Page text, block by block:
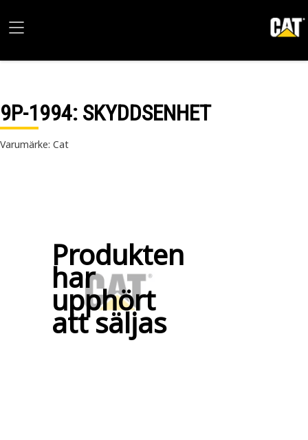
9P-1994: SKYDDSENHET
Varumärke: Cat
Produkten
har
upphört
att säljas